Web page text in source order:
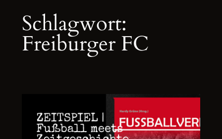
Schlagwort:
Freiburger FC